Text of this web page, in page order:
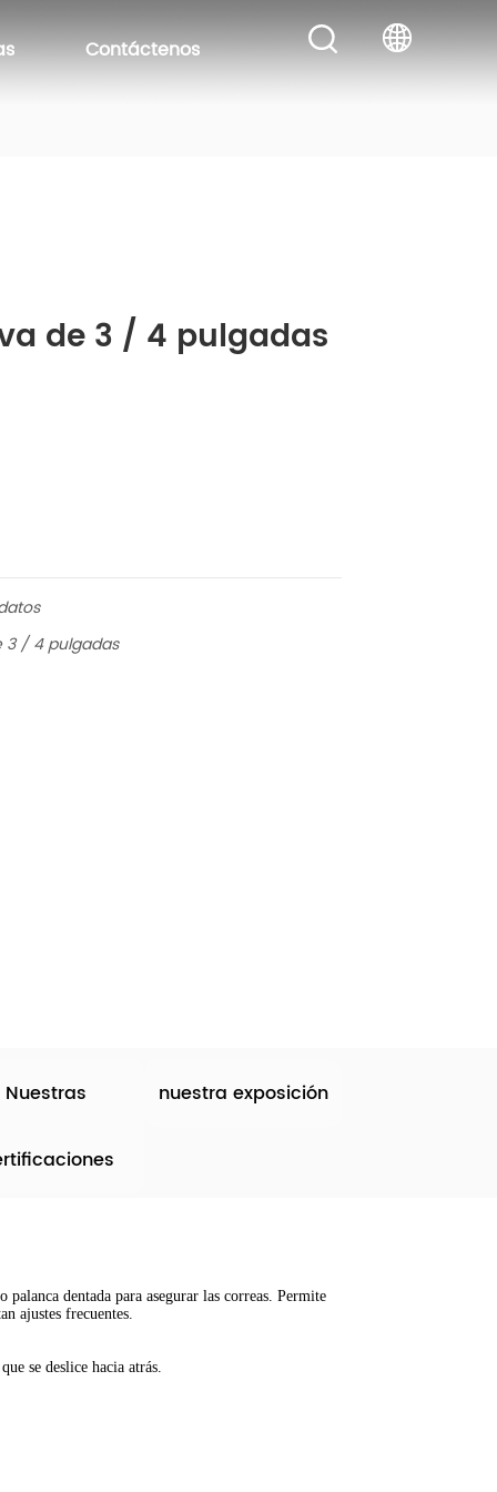
Contáctenos
de 3 / 4 pulgadas
3 / 4 pulgadas
Nuestras nuestra exposición
dentada para asegurar las correas. Permite
ajustes frecuentes.
se deslice hacia atrás.